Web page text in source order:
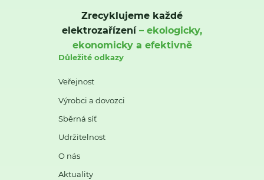
Zrecyklujeme každé
elektrozařízení– ekologicky,
ekonomicky a efektivně
Důležité odkazy
Veřejnost
Výrobci a dovozci
Sběrná síť
Udržitelnost
O nás
Aktuality